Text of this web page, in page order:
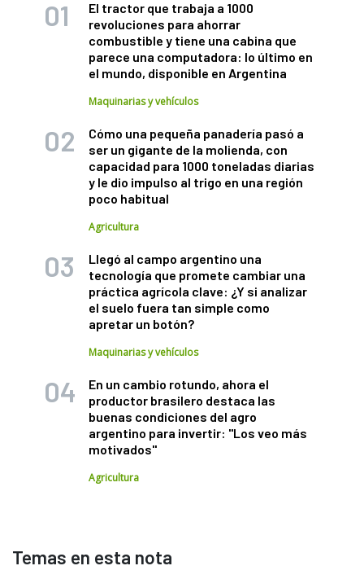
El tractor que trabaja a 1000
revoluciones para ahorrar
combustible y tiene una cabina que
parece una computadora: lo último en
el mundo, disponible en Argentina
Maquinarias y vehículos
Cómo una pequeña panadería pasó a
ser un gigante de la molienda, con
capacidad para 1000 toneladas diarias
y le dio impulso al trigo en una región
poco habitual
Agricultura
Llegó al campo argentino una
tecnología que promete cambiar una
práctica agrícola clave: ¿Y si analizar
el suelo fuera tan simple como
apretar un botón?
Maquinarias y vehículos
En un cambio rotundo, ahora el
productor brasilero destaca las
buenas condiciones del agro
argentino para invertir: "Los veo más
motivados"
Agricultura
Temas en esta nota